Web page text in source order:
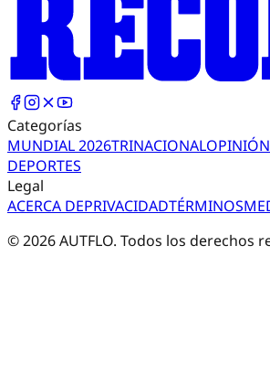
Categorías
MUNDIAL 2026TRINACIONALOPINIÓN
DEPORTES
Legal
ACERCA DEPRIVACIDADTÉRMINOS
©2026AUTFLO. Todos los derechos